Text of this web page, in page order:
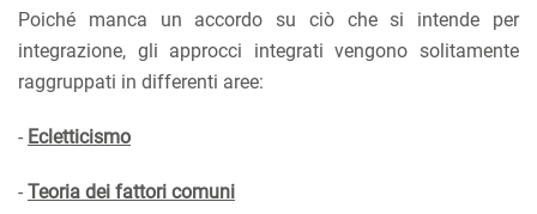
Poiché manca un accordo su ciò che si intende per
integrazione, gli approcci integrati vengono solitamente
raggruppati in differenti aree:
- Ecletticismo
- Teoria dei fattori comuni